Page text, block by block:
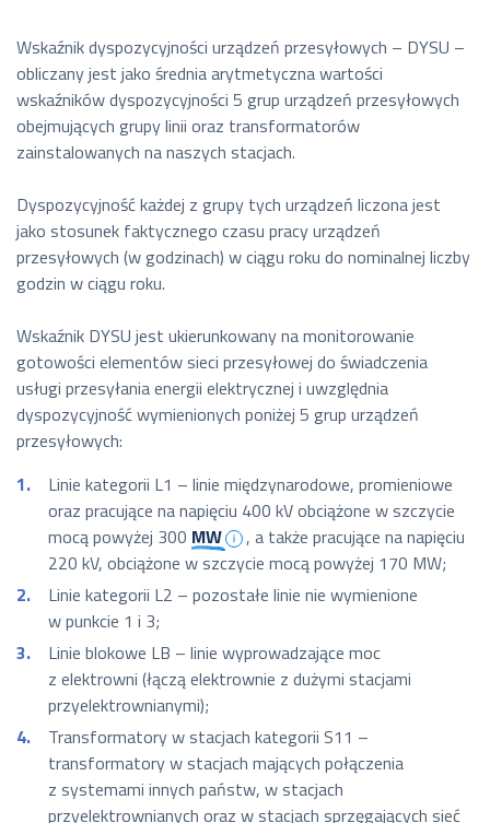
Wskaźnik dyspozycyjności urządzeń przesyłowych – DYSU –
obliczany jest jako średnia arytmetyczna wartości
wskaźników dyspozycyjności 5 grup urządzeń przesyłowych
obejmujących grupy linii oraz transformatorów
zainstalowanych na naszych stacjach.
Dyspozycyjność każdej z grupy tych urządzeń liczona jest
jako stosunek faktycznego czasu pracy urządzeń
przesyłowych (w godzinach) w ciągu roku do nominalnej liczby
godzin w ciągu roku.
Wskaźnik DYSU jest ukierunkowany na monitorowanie
gotowości elementów sieci przesyłowej do świadczenia
usługi przesyłania energii elektrycznej i uwzględnia
dyspozycyjność wymienionych poniżej 5 grup urządzeń
przesyłowych:
Linie kategorii L1 – linie międzynarodowe, promieniowe
oraz pracujące na napięciu 400 kV obciążone w szczycie
mocą powyżej 300 MW
, a także pracujące na napięciu
220 kV, obciążone w szczycie mocą powyżej 170 MW;
Linie kategorii L2 – pozostałe linie nie wymienione
w punkcie 1 i 3;
Linie blokowe LB – linie wyprowadzające moc
z elektrowni (łączą elektrownie z dużymi stacjami
przyelektrownianymi);
Transformatory w stacjach kategorii S11 –
transformatory w stacjach mających połączenia
z systemami innych państw, w stacjach
przyelektrownianych oraz w stacjach sprzęgających sieć